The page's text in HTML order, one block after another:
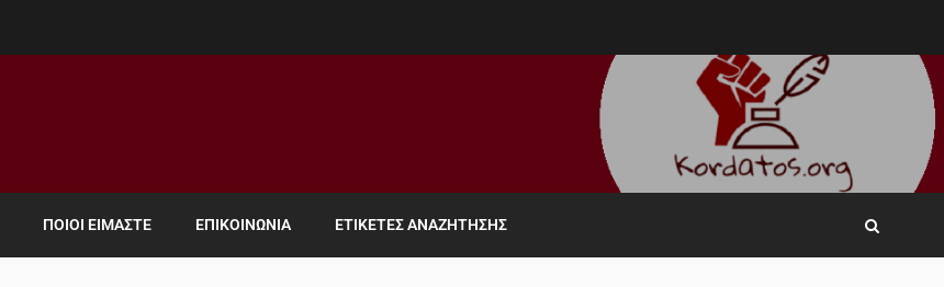
ΠΟΙΟΙ ΕΊΜΑΣΤΕ ΕΠΙΚΟΙΝΩΝΊΑ ΕΤΙΚΈΤΕΣ ΑΝΑΖΉΤΗΣΗΣ